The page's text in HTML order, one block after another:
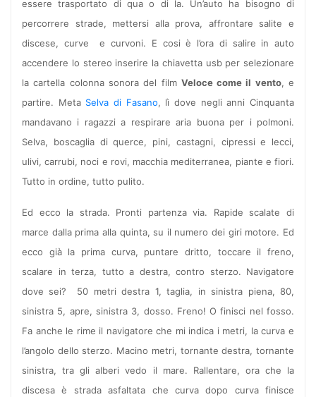
essere trasportato di qua o di la. Un’auto ha bisogno di
percorrere strade, mettersi alla prova, affrontare salite e
discese, curve e curvoni. E cosi è l’ora di salire in auto
accendere lo stereo inserire la chiavetta usb per selezionare
la cartella colonna sonora del film Veloce come il vento, e
partire. Meta Selva di Fasano, lì dove negli anni Cinquanta
mandavano i ragazzi a respirare aria buona per i polmoni.
Selva, boscaglia di querce, pini, castagni, cipressi e lecci,
ulivi, carrubi, noci e rovi, macchia mediterranea, piante e fiori.
Tutto in ordine, tutto pulito.
Ed ecco la strada. Pronti partenza via. Rapide scalate di
marce dalla prima alla quinta, su il numero dei giri motore. Ed
ecco già la prima curva, puntare dritto, toccare il freno,
scalare in terza, tutto a destra, contro sterzo. Navigatore
dove sei? 50 metri destra 1, taglia, in sinistra piena, 80,
sinistra 5, apre, sinistra 3, dosso. Freno! O finisci nel fosso.
Fa anche le rime il navigatore che mi indica i metri, la curva e
l’angolo dello sterzo. Macino metri, tornante destra, tornante
sinistra, tra gli alberi vedo il mare. Rallentare, ora che la
discesa è strada asfaltata che curva dopo curva finisce